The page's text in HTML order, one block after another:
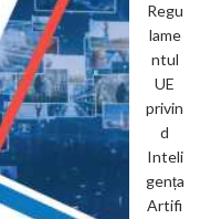
Regu
lame
ntul
UE
privin
d
Inteli
gența
Artifi